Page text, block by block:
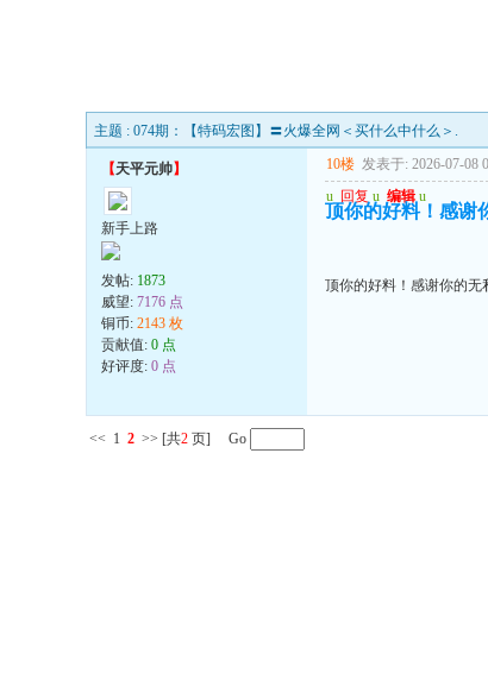
主题 : 074期：【特码宏图】〓火爆全网＜买什么中什么＞.
【天平元帅】
新手上路
发帖: 1873
威望: 7176 点
铜币: 2143 枚
贡献值: 0 点
好评度: 0 点
10楼 发表于: 2026-07-08
u 回复 u 编辑 u
顶你的好料！感谢
顶你的好料！感谢你的无
<< 1 2 >> [共2 页] Go